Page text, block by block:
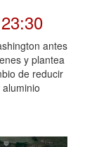
antes
y plantea
de reducir